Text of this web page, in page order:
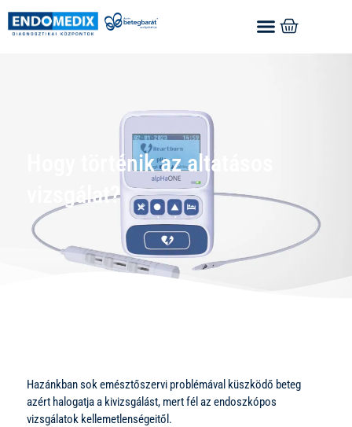
Hogy történik az altatásos
vizsgálat?
Hazánkban sok emésztőszervi problémával küszködő beteg
azért halogatja a kivizsgálást, mert fél az endoszkópos
vizsgálatok kellemetlenségeitől.